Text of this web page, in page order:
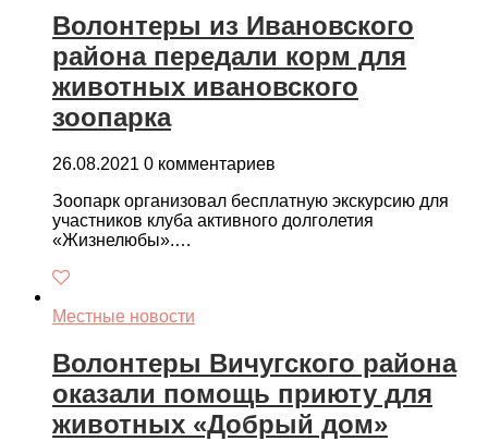
Волонтеры из Ивановского
района передали корм для
животных ивановского
зоопарка
26.08.2021 0 комментариев
Зоопарк организовал бесплатную экскурсию для
участников клуба активного долголетия
«Жизнелюбы».…
Местные новости
Волонтеры Вичугского района
оказали помощь приюту для
животных «Добрый дом»